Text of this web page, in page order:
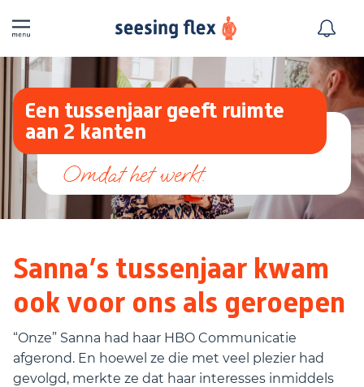
Een tussenjaar geeft ruimte
aan 2 kanten
Sanna’s tussenjaar kwam
ook voor ons als geroepen
“Onze” Sanna had haar HBO Communicatie
afgerond. En hoewel ze die met veel plezier had
gevolgd, merkte ze dat haar interesses inmiddels